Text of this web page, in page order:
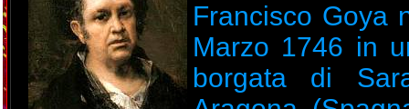
Francisco Goya
Marzo 1746 in
borgata di